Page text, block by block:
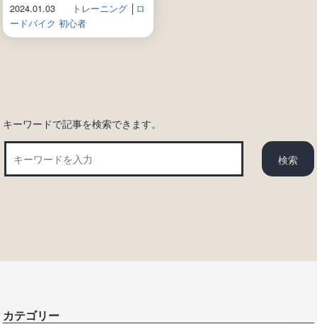
2024.01.03 トレーニング│ ロ
ードバイク 初心者
キーワードで記事を検索できます。
カテゴリー